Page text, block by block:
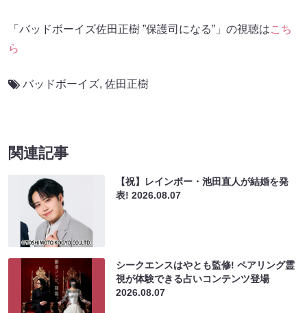
「バッドボーイズ佐田正樹 ”保護司になる”」の視聴はこち
ら
バッドボーイズ, 佐田正樹
関連記事
【祝】レインボー・池田直人が結婚を発
表!2026.08.07
シークエンスはやとも監修! ペアリング霊
視が体験できる占いコンテンツ登場
2026.08.07